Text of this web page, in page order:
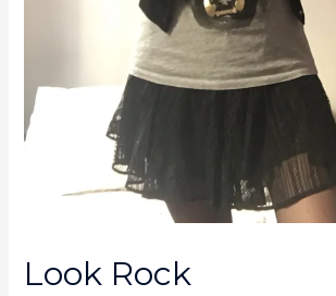
Look Rock